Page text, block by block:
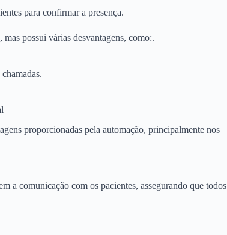
para confirmar a presença.
possui várias desvantagens, como:.
proporcionadas pela automação, principalmente nos
a comunicação com os pacientes, assegurando que todos